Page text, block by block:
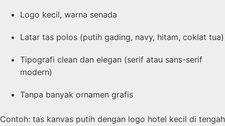
Logo kecil, warna senada
Latar tas polos (putih gading, navy, hitam, coklat tua)
Tipografi clean dan elegan (serif atau sans-serif
modern)
Tanpa banyak ornamen grafis
Contoh: tas kanvas putih dengan logo hotel kecil di tengah